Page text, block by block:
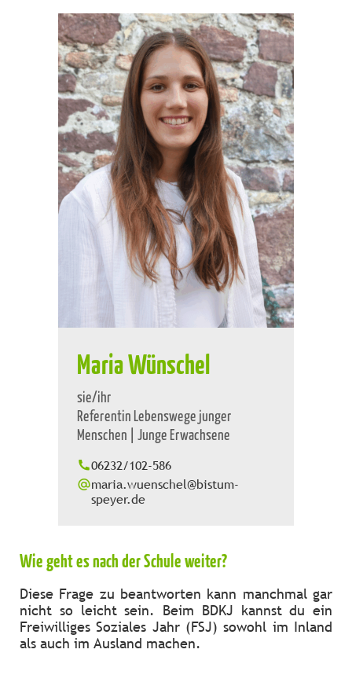
Maria Wünschel
sie/ihr
Referentin Lebenswege junger
Menschen | Junge Erwachsene
06232/102-586
maria.wuenschel@bistum-
speyer.de
Wie geht e­­s nach der Schule weiter?
Diese Frage zu beantworten kann manchmal gar
nicht so leicht sein. Beim BDKJ kannst du ein
Freiwilliges Soziales Jahr (FSJ) sowohl im Inland
als auch im Ausland machen.